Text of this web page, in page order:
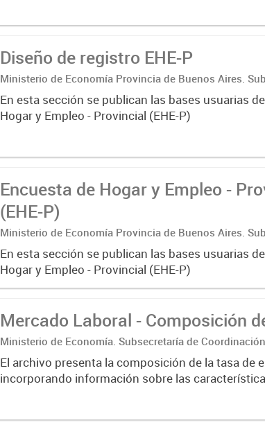
Diseño de registro EHE-P
Ministerio de Economía Provincia de Buenos Aires.
Coordinación económica y estadística. Dirección
Estadística
En esta sección se publican las bases usuarias
Hogar y Empleo - Provincial (EHE-P)
Encuesta de Hogar y Empleo -
(EHE-P)
Ministerio de Economía Provincia de Buenos Aires.
Coordinación económica y estadística. Dirección
Estadística
En esta sección se publican las bases usuarias
Hogar y Empleo - Provincial (EHE-P)
Mercado Laboral - Composición
Ministerio de Economía. Subsecretaría de
Estadística. Dirección Provincial de Estadística.
El archivo presenta la composición de la tasa de
incorporando información sobre las